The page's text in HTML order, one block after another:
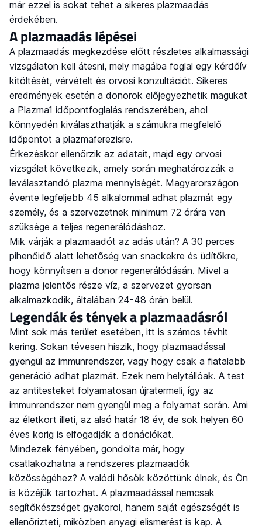
már ezzel is sokat tehet a sikeres plazmaadás
érdekében.
A plazmaadás lépései
A plazmaadás megkezdése előtt részletes alkalmassági
vizsgálaton kell átesni, mely magába foglal egy kérdőív
kitöltését, vérvételt és orvosi konzultációt. Sikeres
eredmények esetén a donorok előjegyezhetik magukat
a Plazma1 időpontfoglalás rendszerében, ahol
könnyedén kiválaszthatják a számukra megfelelő
időpontot a plazmaferezisre.
Érkezéskor ellenőrzik az adatait, majd egy orvosi
vizsgálat következik, amely során meghatározzák a
leválasztandó plazma mennyiségét. Magyarországon
évente legfeljebb 45 alkalommal adhat plazmát egy
személy, és a szervezetnek minimum 72 órára van
szüksége a teljes regenerálódáshoz.
Mik várják a plazmaadót az adás után? A 30 perces
pihenőidő alatt lehetőség van snackekre és üdítőkre,
hogy könnyítsen a donor regenerálódásán. Mivel a
plazma jelentős része víz, a szervezet gyorsan
alkalmazkodik, általában 24-48 órán belül.
Legendák és tények a plazmaadásról
Mint sok más terület esetében, itt is számos tévhit
kering. Sokan tévesen hiszik, hogy plazmaadással
gyengül az immunrendszer, vagy hogy csak a fiatalabb
generáció adhat plazmát. Ezek nem helytállóak. A test
az antitesteket folyamatosan újratermeli, így az
immunrendszer nem gyengül meg a folyamat során. Ami
az életkort illeti, az alsó határ 18 év, de sok helyen 60
éves korig is elfogadják a donációkat.
Mindezek fényében, gondolta már, hogy
csatlakozhatna a rendszeres plazmaadók
közösségéhez? A valódi hősök közöttünk élnek, és Ön
is közéjük tartozhat. A plazmaadással nemcsak
segítőkészséget gyakorol, hanem saját egészségét is
ellenőrizteti, miközben anyagi elismerést is kap. A